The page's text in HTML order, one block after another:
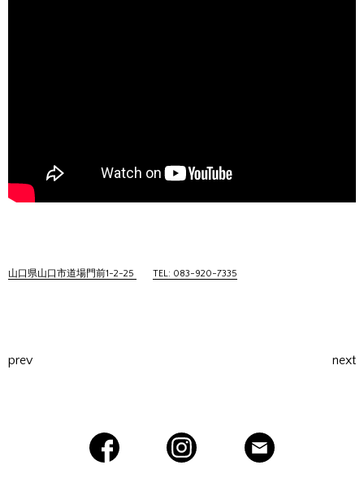
山口県山口市道場門前1-2-25 TEL: 083-920-7335
prev next